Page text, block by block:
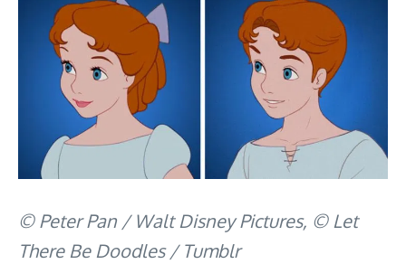
© Peter Pan / Walt Disney Pictures, © Let
There Be Doodles / Tumblr